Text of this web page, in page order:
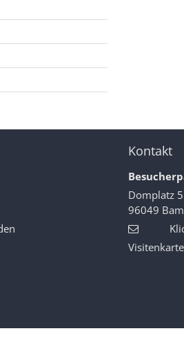
Kontakt
Domplatz 5
96049